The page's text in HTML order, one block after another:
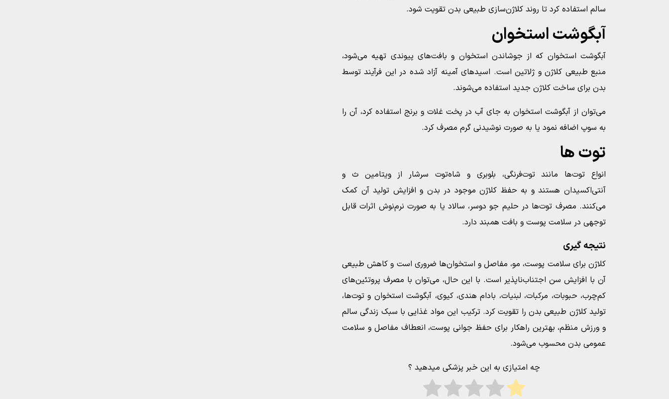
سالم استفاده کرد تا روند کلاژن‌سازی طبیعی بدن تقویت شود.
آبگوشت استخوان
آبگوشت استخوان که از جوشاندن استخوان و بافت‌های پیوندی تهیه می‌شود،
منبع طبیعی کلاژن و ژلاتین است. اسیدهای آمینه آزاد شده در این فرآیند توسط
بدن برای ساخت کلاژن جدید استفاده می‌شوند.
می‌توان از آبگوشت استخوان به جای آب در پخت غلات و برنج استفاده کرد، آن را
به سوپ اضافه نمود یا به صورت نوشیدنی گرم مصرف کرد.
توت‌ ها
انواع توت‌ها مانند توت‌فرنگی، بلوبری و شاه‌توت سرشار از ویتامین ث و
آنتی‌اکسیدان هستند و به حفظ کلاژن موجود در بدن و افزایش تولید آن کمک
می‌کنند. مصرف توت‌ها در حلیم جو دوسر، سالاد یا به صورت نرم‌نوش اثرات قابل
توجهی در سلامت پوست و بافت همبند دارد.
نتیجه‌ گیری
کلاژن برای سلامت پوست، مو، مفاصل و استخوان‌ها ضروری است و کاهش طبیعی
آن با افزایش سن اجتناب‌ناپذیر است. با این حال، می‌توان با مصرف پروتئین‌های
کم‌چرب، حبوبات، مرکبات، لبنیات، بادام‌ هندی، کیوی، آبگوشت استخوان و توت‌ها،
تولید کلاژن طبیعی بدن را تقویت کرد. ترکیب این مواد غذایی با سبک زندگی سالم
و ورزش منظم، بهترین راهکار برای حفظ جوانی پوست، انعطاف مفاصل و سلامت
عمومی بدن محسوب می‌شود.
چه امتیازی به این خبر پزشکی میدهید ؟